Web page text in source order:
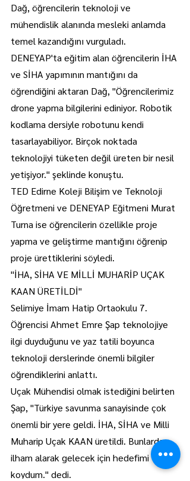
Dağ, öğrencilerin teknoloji ve
mühendislik alanında mesleki anlamda
temel kazandığını vurguladı.
DENEYAP'ta eğitim alan öğrencilerin İHA
ve SİHA yapımının mantığını da
öğrendiğini aktaran Dağ, "Öğrencilerimiz
drone yapma bilgilerini ediniyor. Robotik
kodlama dersiyle robotunu kendi
tasarlayabiliyor. Birçok noktada
teknolojiyi tüketen değil üreten bir nesil
yetişiyor." şeklinde konuştu.
TED Edirne Koleji Bilişim ve Teknoloji
Öğretmeni ve DENEYAP Eğitmeni Murat
Turna ise öğrencilerin özellikle proje
yapma ve geliştirme mantığını öğrenip
proje ürettiklerini söyledi.
"İHA, SİHA VE MİLLİ MUHARİP UÇAK
KAAN ÜRETİLDİ"
Selimiye İmam Hatip Ortaokulu 7.
Öğrencisi Ahmet Emre Şap teknolojiye
ilgi duyduğunu ve yaz tatili boyunca
teknoloji derslerinde önemli bilgiler
öğrendiklerini anlattı.
Uçak Mühendisi olmak istediğini belirten
Şap, "Türkiye savunma sanayisinde çok
önemli bir yere geldi. İHA, SİHA ve Milli
Muharip Uçak KAAN üretildi. Bunlardan
ilham alarak gelecek için hedefimi
koydum." dedi.